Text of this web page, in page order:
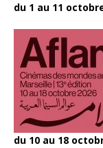
du 1 au 11
du 10 au 18